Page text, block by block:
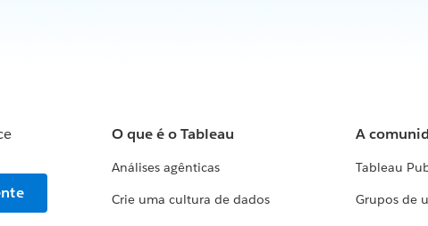
O que é o Tableau
Análises agênticas
Crie uma cultura de dados
A
Tableau
Grupos de